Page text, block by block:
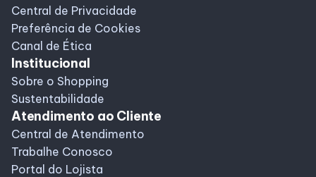
Central de Privacidade
Preferência de Cookies
Canal de Ética
Institucional
Sobre o Shopping
Sustentabilidade
Atendimento ao Cliente
Central de Atendimento
Trabalhe Conosco
Portal do Lojista